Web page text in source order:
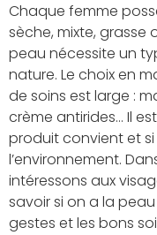
Chaque femme
sèche, mixte, grasse
peau nécessite un
nature. Le choix en
de soins est large :
crème antirides… Il
produit convient et
l’environnement.
intéressons aux
savoir si on a la
gestes et les bons